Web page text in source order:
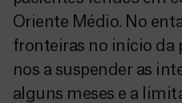
Oriente Médio. No
fronteiras no início da
nos a suspender as
alguns meses e a